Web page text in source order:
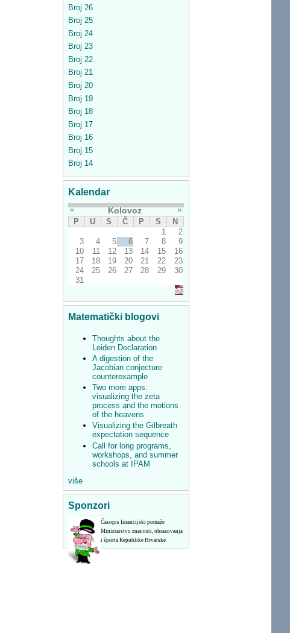
Broj 26
Broj 25
Broj 24
Broj 23
Broj 22
Broj 21
Broj 20
Broj 19
Broj 18
Broj 17
Broj 16
Broj 15
Broj 14
Kalendar
« Kolovoz
»
P
U S Č P S
N
1
2
3
4 5 6 7 8
9
10
11 12 13 14 15
16
17
18 19 20 21 22
23
24
25 26 27 28 29
30
31
Matematički blogovi
Thoughts about the
Leiden Declaration
A digestion of the
Jacobian conjecture
counterexample
Two more apps:
visualizing the zeta
process and the motions
of the heavens
Visualizing the Gilbreath
expectation sequence
Call for long programs,
workshops, and summer
schools at IPAM
više
Sponzori
Časopis financijski pomaže
Ministarstvo znanosti, obrazovanja
i športa Republike Hrvatske.